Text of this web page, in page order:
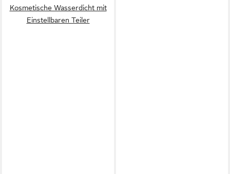
Kosmetische Wasserdicht mit
Einstellbaren Teiler